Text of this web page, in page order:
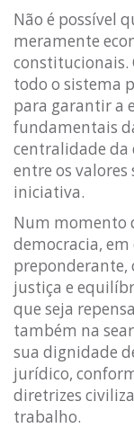
Não é possível
meramente
constitucionais.
todo o sistema
para garantir a
fundamentais
centralidade
entre os
iniciativa.
Num momento
democracia, em
preponderante,
justiça e
que seja
também na
sua dignidade
jurídico,
diretrizes
trabalho.